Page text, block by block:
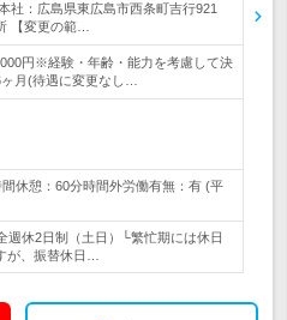
社：広島県東広島市西条町吉行921
【変更の範…
円※経験・年齢・能力を考慮して決
月(待遇に変更なし…
休憩：60分時間外労働有無：有 (平
週休2日制（土日）└繁忙期には休日
が、振替休日…